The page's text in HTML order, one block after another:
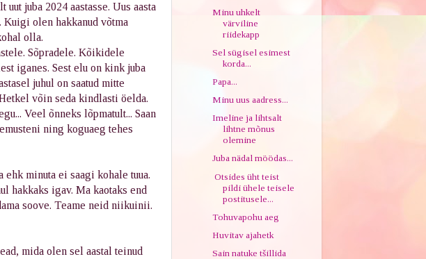
juba 2024 aastasse. Uus aasta
olen hakkanud võtma
olla.
Sõpradele. Kõikidele
iganes. Sest elu on kink juba
juhul on saatud mitte
võin seda kindlasti öelda.
Veel õnneks lõpmatult... Saan
ning koguaeg tehes
minuta ei saagi kohale tuua.
hakkaks igav. Ma kaotaks end
soove. Teame neid niikuinii.
mida olen sel aastal teinud
Minu uhkelt
värviline
riidekapp
Sel sügisel esimest
korda...
Papa...
Minu uus aadress...
Imeline ja lihtsalt
lihtne mõnus
olemine
Juba nädal möödas...
Otsides üht teist
pildi ühele teisele
postitusele...
Tohuvapohu aeg
Huvitav ajahetk
Sain natuke tšillida